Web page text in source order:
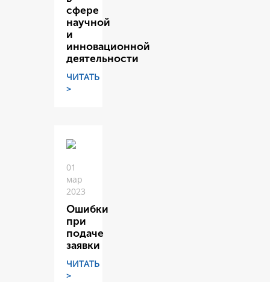
сфере
научной
и
инновационной
деятельности
ЧИТАТЬ
>
01
мар
2023
Ошибки
при
подаче
заявки
ЧИТАТЬ
>